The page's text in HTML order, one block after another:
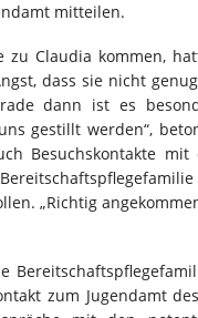
mitteilen.
zu Claudia kommen,
dass sie nicht
dann ist es
gestillt werden“,
Besuchskontakte
„Richtig
zum Jugendamt